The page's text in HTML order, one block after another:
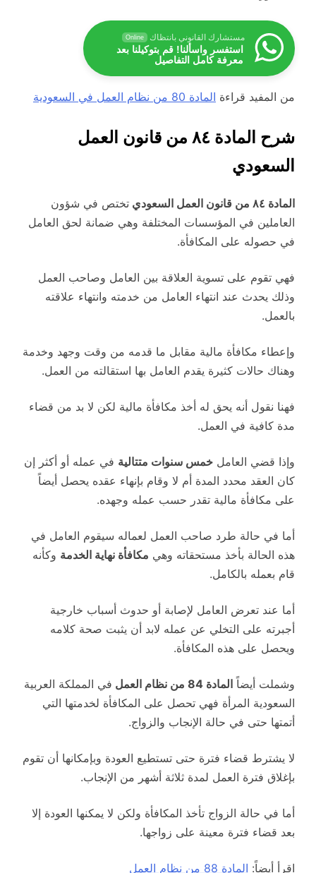
مستشارك القانوني بانتظاك Online
استفسر واسألنا! قم بتوكيلنا بعد
معرفة كامل التفاصيل
من المفيد قراءة المادة 80 من نظام العمل في السعودية
شرح المادة ٨٤ من قانون العمل
السعودي
المادة ٨٤ من قانون العمل السعودي
تختص في شؤون
العاملين في المؤسسات المختلفة وهي ضمانة لحق العامل
في حصوله على المكافأة.
فهي تقوم على تسوية العلاقة بين العامل وصاحب العمل
وذلك يحدث عند انتهاء العامل من خدمته وانتهاء علاقته
بالعمل.
وإعطاء مكافأة مالية مقابل ما قدمه من وقت وجهد وخدمة
وهناك حالات كثيرة يقدم العامل بها استقالته من العمل.
فهنا نقول أنه يحق له أخذ مكافأة مالية لكن لا بد من قضاء
مدة كافية في العمل.
وإذا قضي العامل خمس سنوات متتالية في عمله أو أكثر إن
كان العقد محدد المدة أم لا وقام بإنهاء عقده يحصل أيضاً
على مكافأة مالية تقدر حسب عمله وجهده.
أما في حالة طرد صاحب العمل لعماله سيقوم العامل في
هذه الحالة بأخذ مستحقاته وهي مكافأة نهاية الخدمة وكأنه
قام بعمله بالكامل.
أما عند تعرض العامل لإصابة أو حدوث أسباب خارجية
أجبرته على التخلي عن عمله لابد أن يثبت صحة كلامه
ويحصل على هذه المكافأة.
وشملت أيضاً المادة 84 من نظام العمل
في المملكة العربية
السعودية المرأة فهي تحصل على المكافأة لخدمتها التي
أتمتها حتى في حالة الإنجاب والزواج.
لا يشترط قضاء فترة حتى تستطيع العودة وبإمكانها أن تقوم
بإغلاق فترة العمل لمدة ثلاثة أشهر من الإنجاب.
أما في حالة الزواج تأخذ المكافأة ولكن لا يمكنها العودة إلا
بعد قضاء فترة معينة على زواجها.
اقرأ أيضاً: المادة 88 من نظام العمل